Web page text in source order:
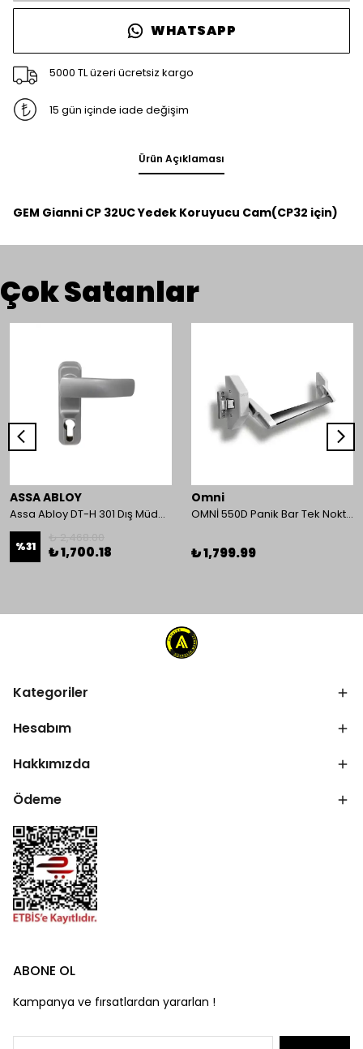
WHATSAPP
5000 TL üzeri ücretsiz kargo
15 gün içinde iade değişim
Ürün Açıklaması
GEM Gianni CP 32UC Yedek Koruyucu Cam(CP32 için)
Çok Satanlar
ASSA ABLOY
Assa Abloy DT-H 301 Dış Müdahale Kolu
%31 ₺ 1,700.18
Omni
OMNİ 550D Panik Bar Tek Nokta Yüzey Tip
₺ 1,799.99
Kategoriler
Hesabım
Hakkımızda
Ödeme
ABONE OL
Kampanya ve fırsatlardan yararlan !